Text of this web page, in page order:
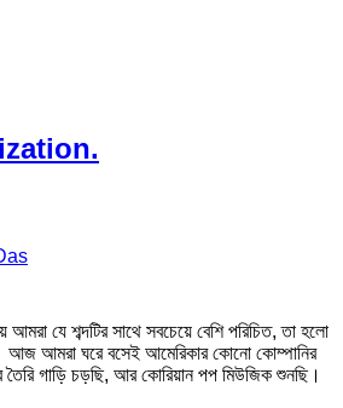
আমরা যে শব্দটির সাথে সবচেয়ে বেশি পরিচিত, তা হলো
আমরা ঘরে বসেই আমেরিকার কোনো কোম্পানির
তৈরি গাড়ি চড়ছি, আর কোরিয়ান পপ মিউজিক শুনছি।